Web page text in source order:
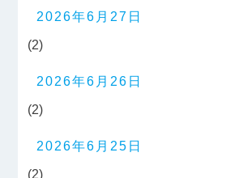
2026年6月27日
(2)
2026年6月26日
(2)
2026年6月25日
(2)